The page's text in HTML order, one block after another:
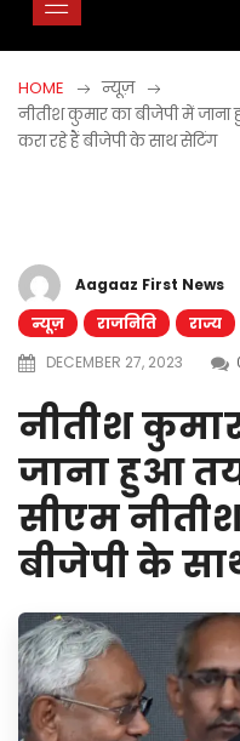
HOME
न्यूज़
नीतीश कुमार का बीजेपी में
करा रहे हैं बीजेपी के साथ सेटिंग
Aagaaz First News
न्यूज़
राजनिति राज्य
DECEMBER 27, 2023
नीतीश
जाना हुआ
सीएम
बीजेपी के